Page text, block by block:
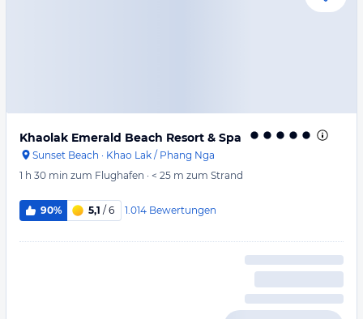
Khaolak Emerald Beach Resort & Spa
Sunset Beach · Khao Lak / Phang Nga
1 h 30 min zum Flughafen · < 25 m zum Strand
90% 5,1 / 6 1.014 Bewertungen